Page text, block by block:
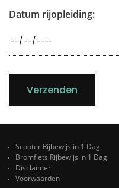
Datum rijopleiding:
Verzenden
Scooter Rijbewijs in 1 Dag
Bromfiets Rijbewijs in 1 Dag
Disclaimer
Voorwaarden